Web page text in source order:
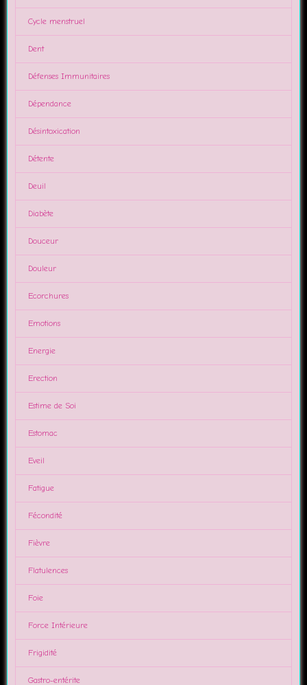
Cycle menstruel
Dent
Défenses Immunitaires
Dépendance
Désintoxication
Détente
Deuil
Diabète
Douceur
Douleur
Ecorchures
Emotions
Energie
Erection
Estime de Soi
Estomac
Eveil
Fatigue
Fécondité
Fièvre
Flatulences
Foie
Force Intérieure
Frigidité
Gastro-entérite